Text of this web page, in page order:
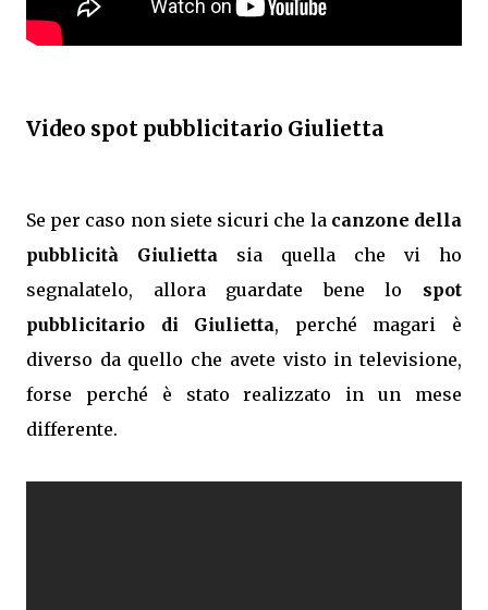
Video spot pubblicitario Giulietta
Se per caso non siete sicuri che la canzone della
pubblicità Giulietta sia quella che vi ho
segnalatelo, allora guardate bene lo spot
pubblicitario di Giulietta, perché magari è
diverso da quello che avete visto in televisione,
forse perché è stato realizzato in un mese
differente.